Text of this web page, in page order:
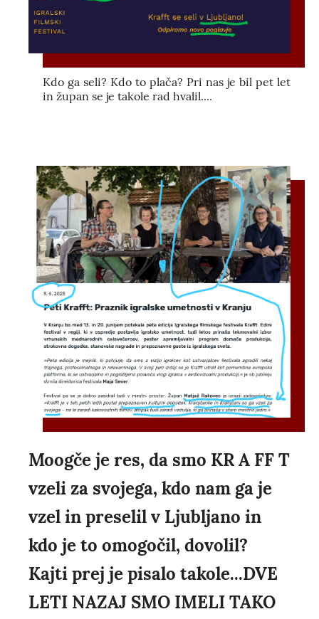
Kdo ga seli? Kdo to plača? Pri nas je bil pet let
in župan se je takole rad hvalil....
Moogče je res, da smo KR A FF T
vzeli za svojega, kdo nam ga je
vzel in preselil v Ljubljano in
kdo je to omogočil, dovolil?
Kajti prej je pisalo takole...DVE
LETI NAZAJ SMO IMELI TAKO